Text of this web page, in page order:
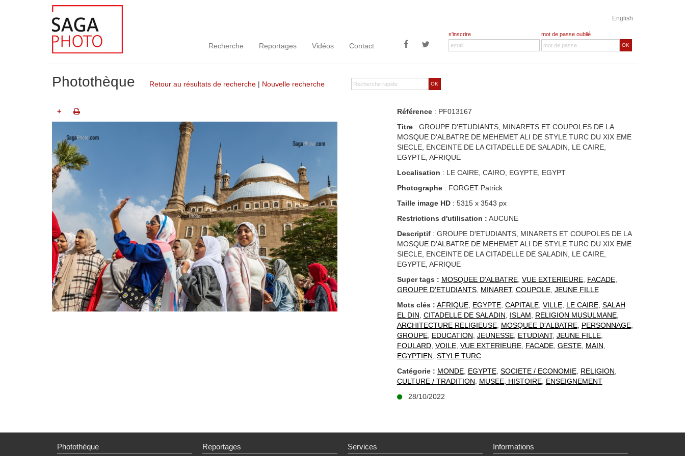
English
Recherche Reportages Vidéos Contact
s'inscrire mot de passe oublié
OK
OK
Photothèque Retour au résultats de recherche | Nouvelle recherche
+ Référence: PF013167
Titre: GROUPE D'ETUDIANTS, MINARETS ET COUPOLES DE LA
MOSQUE D'ALBATRE DE MEHEMET ALI DE STYLE TURC DU XIX EME
SIECLE, ENCEINTE DE LA CITADELLE DE SALADIN, LE CAIRE,
EGYPTE, AFRIQUE
Localisation : LE CAIRE, CAIRO, EGYPTE, EGYPT
Photographe: FORGET Patrick
Taille image HD: 5315 x 3543 px
Restrictions d'utilisation : AUCUNE
Descriptif: GROUPE D'ETUDIANTS, MINARETS ET COUPOLES DE LA
MOSQUE D'ALBATRE DE MEHEMET ALI DE STYLE TURC DU XIX EME
SIECLE, ENCEINTE DE LA CITADELLE DE SALADIN, LE CAIRE,
EGYPTE, AFRIQUE
Super tags : MOSQUEE D'ALBATRE, VUE EXTERIEURE, FACADE,
GROUPE D'ETUDIANTS, MINARET, COUPOLE, JEUNE FILLE
Mots clés : AFRIQUE, EGYPTE, CAPITALE, VILLE, LE CAIRE, SALAH
EL DIN CITADELLE DE SALADIN ISLAM RELIGION MUSULMANE,
ARCHITECTURE RELIGIEUSE, MOSQUEE D'ALBATRE, PERSONNAGE,
GROUPE, EDUCATION JEUNESSE, ETUDIANT, JEUNE FILLE,
FOULARD, VOILE, VUE EXTERIEURE, FACADE, GESTE, MAIN
EGYPTIEN STYLE TURC
Catégorie : MONDE, EGYPTE, SOCIETE / ECONOMIE, RELIGION
CULTURE / TRADITION
MUSEE, HISTOIRE, ENSEIGNEMENT
28/10/2022
Photothèque Reportages Services Informations